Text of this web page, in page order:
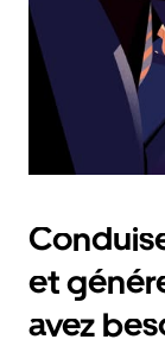
pour
fermer
le
calendrier.
et
avez